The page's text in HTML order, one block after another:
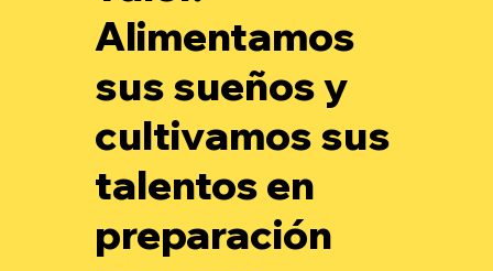
Alimentamos
sus sueños y
cultivamos sus
talentos en
preparación